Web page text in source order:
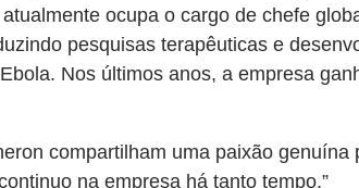
ocupa o cargo de chefe
pesquisas terapêuticas e
Nos últimos anos, a empresa
compartilham uma paixão
na empresa há tanto tempo.”